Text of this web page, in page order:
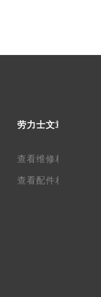
劳力士文章库
查看维修相关文章
查看配件相关文章